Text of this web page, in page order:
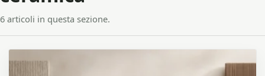
6 articoli in questa sezione.